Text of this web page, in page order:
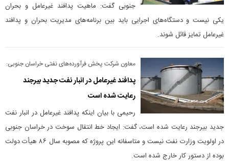
جنوبی گفت: ماهیت پدافند غیرعامل و بحران
یکی نیست و دستگاه‌های اجرایی باید بین برنامه‌های مدیریت بحران و پدافند
غیرعامل تمایز قائل شوند.
معاون شرکت پخش فرآورده‌های نفتی خراسان جنوبی:
پدافند غیرعامل در انبار نفت جدید بیرجند
رعایت شده است
رحیمی با بیان اینکه پدافند غیرعامل در انبار نفت
جدید بیرجند رعایت شده است، گفت: ایجاد خط انتقال سوخت در خراسان جنوبی
در اولویت وزارت نفت نیست و متاسفانه این پروژه که مصوبه سال ۸۶ هیأت دولت
بوده از دستور کار خارج شده است.